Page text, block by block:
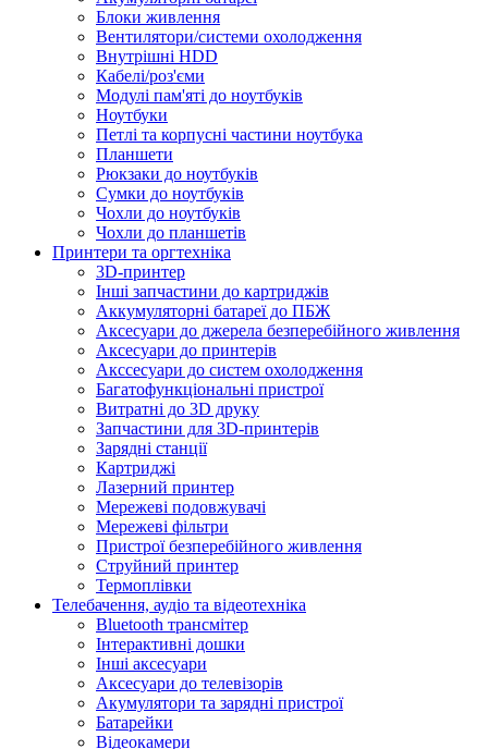
Блоки живлення
Вентилятори/системи охолодження
Внутрішні HDD
Кабелі/роз'єми
Модулі пам'яті до ноутбуків
Ноутбуки
Петлі та корпусні частини ноутбука
Планшети
Рюкзаки до ноутбуків
Сумки до ноутбуків
Чохли до ноутбуків
Чохли до планшетів
Принтери та оргтехніка
3D-принтер
Інші запчастини до картриджів
Аккумуляторні батареї до ПБЖ
Аксесуари до джерела безперебійного живлення
Аксесуари до принтерів
Акссесуари до систем охолодження
Багатофункціональні пристрої
Витратні до 3D друку
Запчастини для 3D-принтерів
Зарядні станції
Картриджі
Лазерний принтер
Мережеві подовжувачі
Мережеві фільтри
Пристрої безперебійного живлення
Струйний принтер
Термоплівки
Телебачення, аудіо та відеотехніка
Bluetooth трансмітер
Інтерактивні дошки
Інші аксесуари
Аксесуари до телевізорів
Акумулятори та зарядні пристрої
Батарейки
Відеокамери